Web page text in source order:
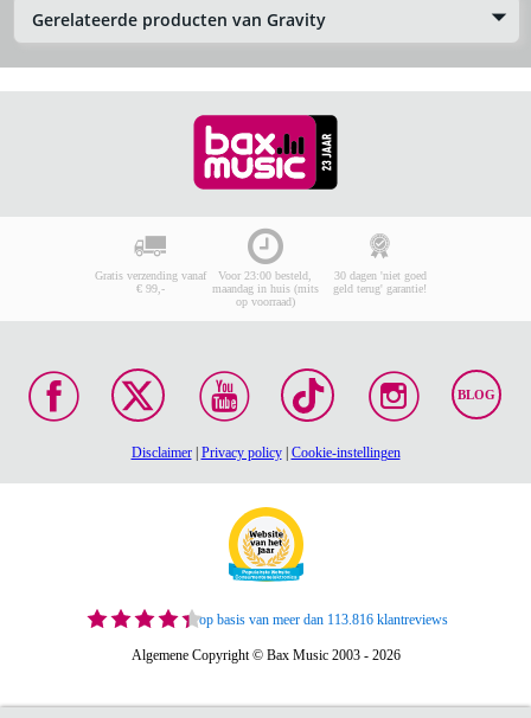
Gerelateerde producten van Gravity
Gratis verzending vanaf
€ 99,-
Voor 23:00 besteld,
maandag in huis (mits
op voorraad)
30 dagen 'niet goed
geld terug' garantie!
BLOG
Disclaimer| Privacy policy| Cookie-instellingen
op basis van meer dan 113.816 klantreviews
Algemene Copyright © Bax Music 2003 - 2026